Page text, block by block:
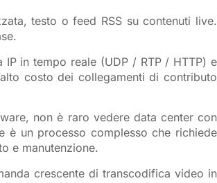
testo o feed RSS su contenuti live.
in tempo reale (UDP / RTP / HTTP) e
costo dei collegamenti di contributo
non è raro vedere data center con
è un processo complesso che richiede
e manutenzione.
crescente di transcodifica video in